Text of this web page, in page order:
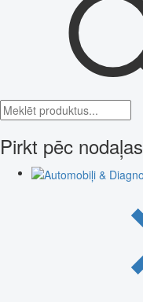
Pirkt pēc nodaļas